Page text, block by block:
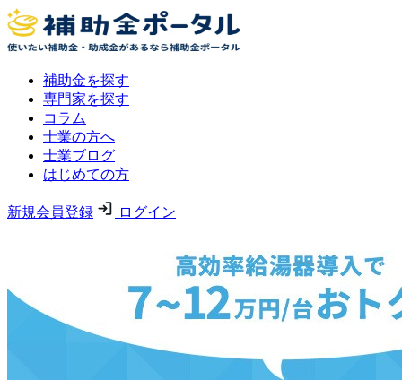
補助金を探す
専門家を探す
コラム
士業の方へ
士業ブログ
はじめての方
新規会員登録 ログイン